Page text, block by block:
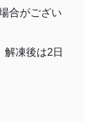
合がござい
解凍後は2日